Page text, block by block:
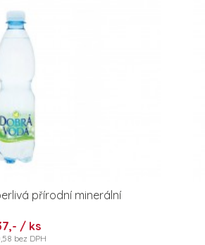
přírodní minerální
/ ks
bez DPH